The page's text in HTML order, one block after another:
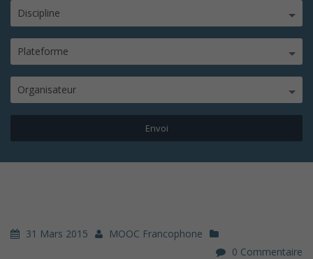
Discipline
Plateforme
Organisateur
31 Mars 2015
MOOC Francophone
0 Commentaire